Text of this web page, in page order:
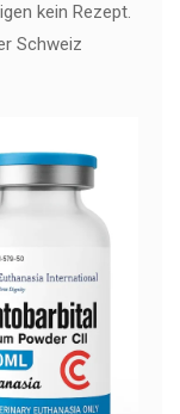
kein Rezept.
Schweiz